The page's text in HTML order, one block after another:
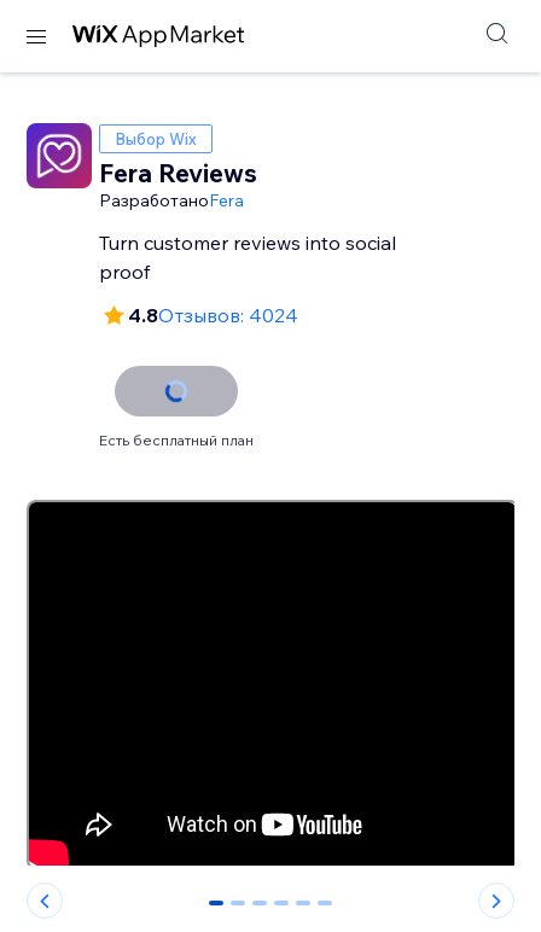
Выбор Wix
Fera Reviews
РазработаноFera
Turn customer reviews into social
proof
4.8Отзывов: 4024
Есть бесплатный план
0 1 2 3 4 5